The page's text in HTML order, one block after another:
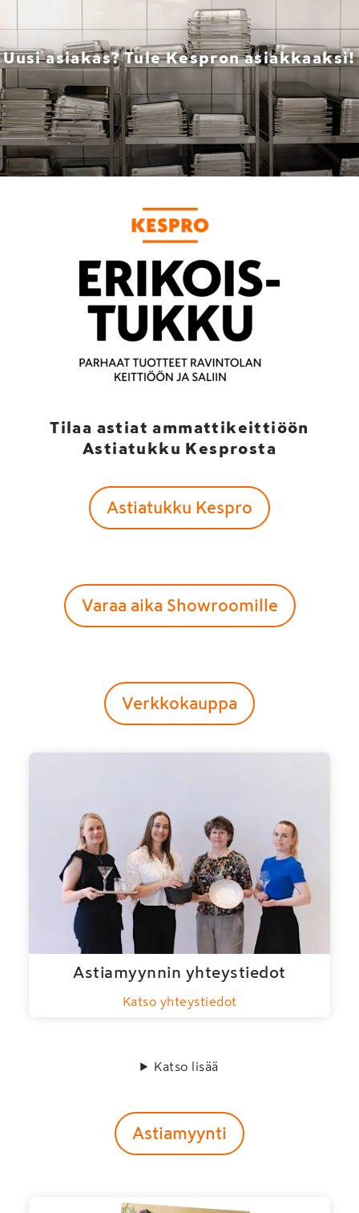
Uusi asiakas? Tule Kespron asiakkaaksi!
Tilaa astiat ammattikeittiöön
Astiatukku Kesprosta
Astiatukku Kespro
Varaa aika Showroomille
Verkkokauppa
Astiamyynnin yhteystiedot
Katso yhteystiedot
Katso lisää
Astiamyynti